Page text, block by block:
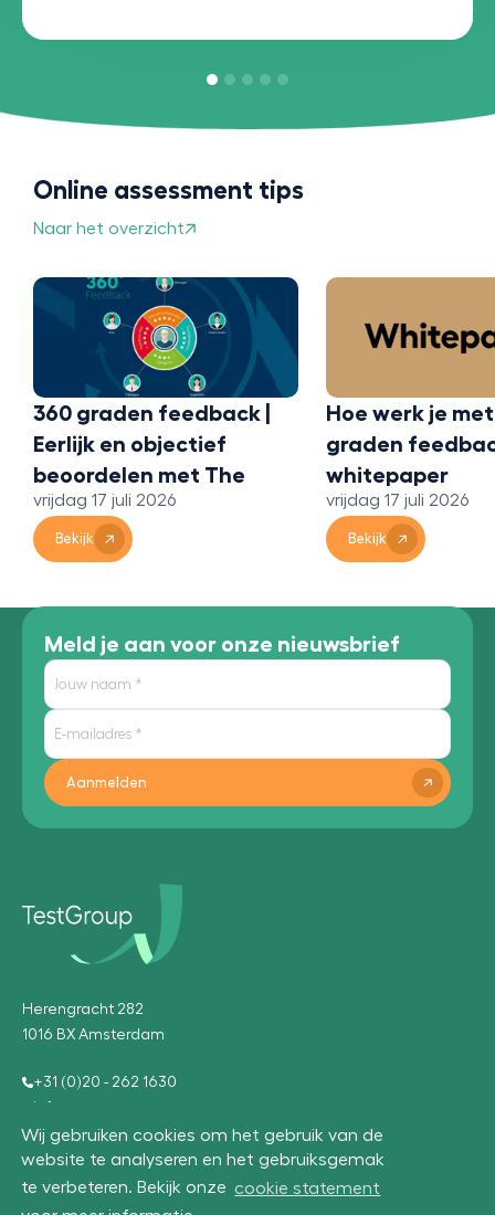
Wij gebruiken cookies om het gebruik van de
website te analyseren en het gebruiksgemak
te verbeteren. Bekijk onze cookie statement
Online assessment tips
Naar het overzicht
Hoe werk je met 360
graden feedback? Een
whitepaper
vrijdag 17 juli 2026
Bekijk
Wat is 360
feedback en
het?
Bekijk
Meld je aan voor onze nieuwsbrief
Aanmelden
Herengracht 282
1016 BX Amsterdam
+31 (0)20 - 262 1630
info@testgroup.com